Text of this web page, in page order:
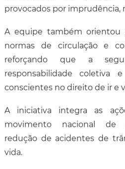
provocados por imprudência,
A equipe também orientou
normas de circulação e
reforçando que a
responsabilidade coletiva
conscientes no direito de ir e
A iniciativa integra as
movimento nacional de
redução de acidentes de
vida.